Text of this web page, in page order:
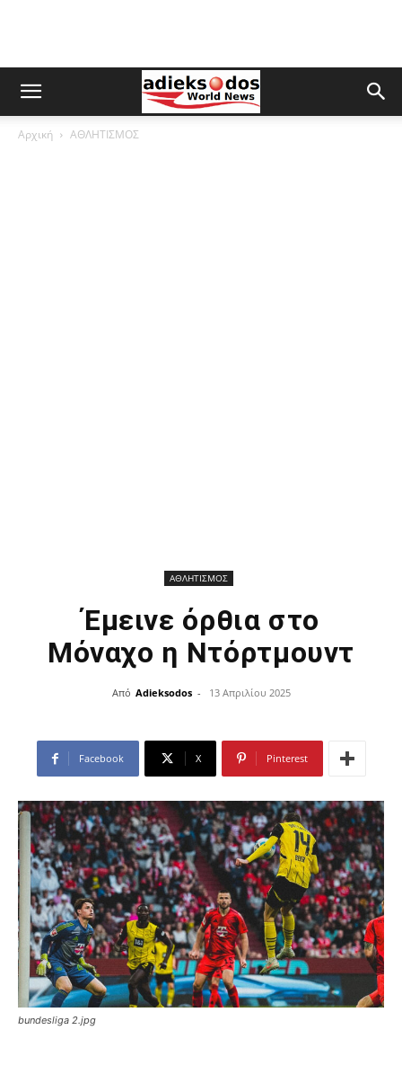
Αρχική ΑΘΛΗΤΙΣΜΟΣ
ΑΘΛΗΤΙΣΜΟΣ
Έμεινε όρθια στο
Μόναχο η Ντόρτμουντ
Από Adieksodos - 13 Απριλίου 2025
Facebook X Pinterest
bundesliga 2.jpg